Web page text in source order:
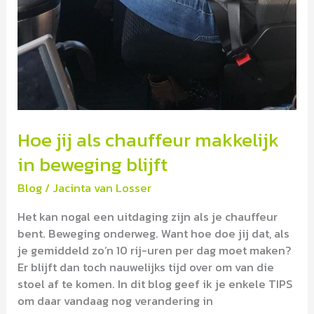
Hoe jij als chauffeur makkelijk
in beweging blijft
Blog/ Jacinta van Losser
Het kan nogal een uitdaging zijn als je chauffeur
bent. Beweging onderweg. Want hoe doe jij dat, als
je gemiddeld zo’n 10 rij-uren per dag moet maken?
Er blijft dan toch nauwelijks tijd over om van die
stoel af te komen. In dit blog geef ik je enkele TIPS
om daar vandaag nog verandering in